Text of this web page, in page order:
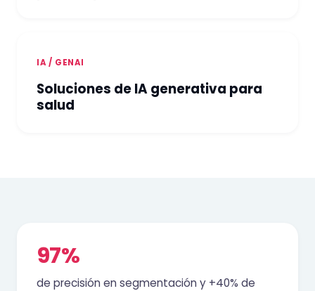
IA / GENAI
Soluciones de IA generativa para
salud
97%
de precisión en segmentación y +40% de